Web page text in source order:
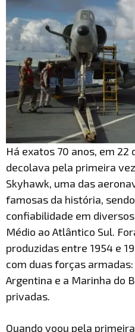
Há exatos 70 anos, em 22
decolava pela primeira
Skyhawk, uma das
famosas da história,
confiabilidade em
Médio ao Atlântico Sul.
produzidas entre 1954 e
com duas forças
Argentina e a Marinha do
privadas.
Quando voou pela